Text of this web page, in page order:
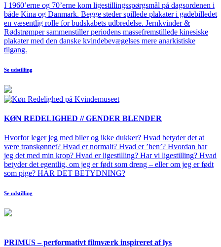
I 1960’erne og 70’erne kom ligestillingsspørgsmål på dagsordenen i
både Kina og Danmark. Begge steder spillede plakater i gadebilledet
en væsentlig rolle for budskabets udbredelse. Jernkvinder &
Rødstrømper sammenstiller periodens massefremstillede kinesiske
plakater med den danske kvindebevægelses mere anarkistiske
tilgang.
Se udstilling
KØN REDELIGHED // GENDER BLENDER
Hvorfor leger jeg med biler og ikke dukker? Hvad betyder det at
være transkønnet? Hvad er normalt? Hvad er ’hen’? Hvordan har
jeg det med min krop? Hvad er ligestilling? Har vi ligestilling? Hvad
betyder det egentlig, om jeg er født som dreng – eller om jeg er født
som pige? HAR DET BETYDNING?
Se udstilling
PRIMUS – performativt filmværk inspireret af lys